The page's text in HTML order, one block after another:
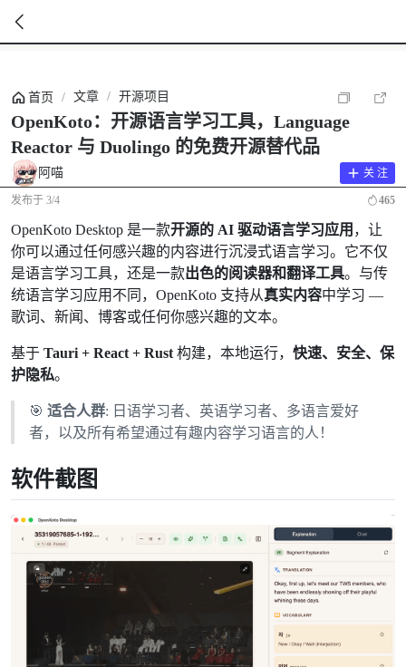
首页 / 文章 / 开源项目
OpenKoto：开源语言学习工具，Language
Reactor 与 Duolingo 的免费开源替代品
阿喵 关 注
发布于 3/4 465
OpenKoto Desktop 是一款开源的 AI 驱动语言学习应用 ，让
你可以通过任何感兴趣的内容进行沉浸式语言学习。它不仅
是语言学习工具，还是一款出色的阅读器和翻译工具。与传
统语言学习应用不同，OpenKoto 支持从真实内容中学习 —
歌词、新闻、博客或任何你感兴趣的文本。
基于 Tauri + React + Rust 构建，本地运行， 快速、安全、保
护隐私。
🎯 适合人群: 日语学习者、英语学习者、多语言爱好
者，以及所有希望通过有趣内容学习语言的人！
软件截图